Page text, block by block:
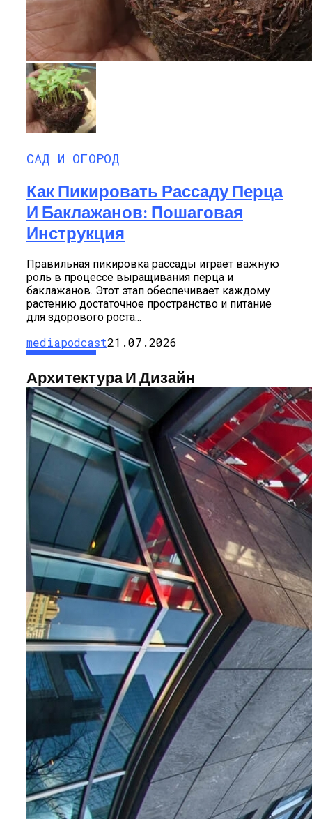
САД И ОГОРОД
Как Пикировать Рассаду Перца
И Баклажанов: Пошаговая
Инструкция
Правильная пикировка рассады играет важную
роль в процессе выращивания перца и
баклажанов. Этот этап обеспечивает каждому
растению достаточное пространство и питание
для здорового роста...
mediapodcast21.07.2026
Архитектура И Дизайн